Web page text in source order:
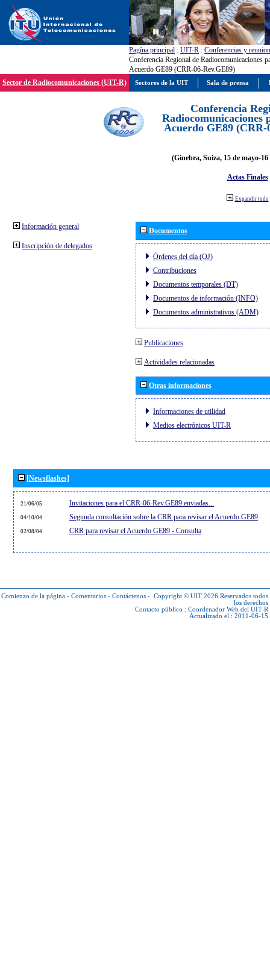
Pagína principal : UIT-R : Conferencias y
Conferencia Regional de Radiocomunicaciones
Acuerdo GE89 (CRR-06-Rev.GE89)
Sector de Radiocomunicaciones (UIT-R)
Conferencia
Radiocomunicaciones
Acuerdo GE89 (CRR-
(Ginebra, Suiza, 15 de mayo-
Actas Finales
Expandir todo
Información general
Inscripción de delegados
Documentos
Órdenes del día (OJ)
Contribuciones
Documentos temporales (DT)
Documentos de información (INFO)
Documentos administrativos (ADM)
Publicaciones
Actividades relacionadas
Otras informaciones
Informaciones de utilidad
Medios electrónicos UIT-R
[Newsflashes]
21/06/05 Invitaciones para el CRR-06-Rev.GE89 enviadas...
04/10/04 Segunda consultación sobre la CRR para revisar el Acuerdo GE89
02/08/04 CRR para revisar el Acuerdo GE89 - Consulta
Comienzo de la página - Comentarios - Contáctenos - Copyright © UIT 2026 Reservados todos
los derechos
Contacto público : Coordenador Web del UIT-R
Actualizado el : 2011-06-15
Sectores de la UIT Sala de prensa